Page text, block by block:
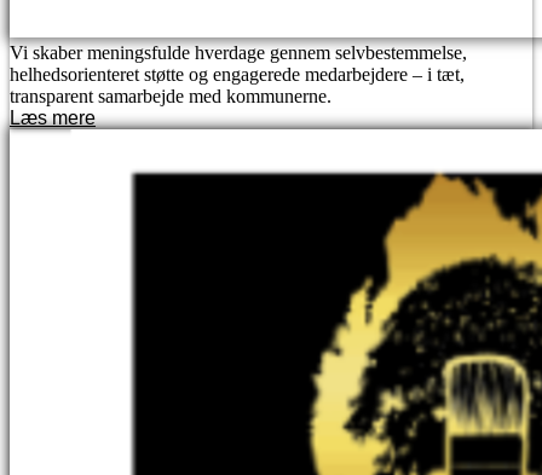
Vi skaber meningsfulde hverdage gennem selvbestemmelse,
helhedsorienteret støtte og engagerede medarbejdere – i tæt,
transparent samarbejde med kommunerne.
Læs mere